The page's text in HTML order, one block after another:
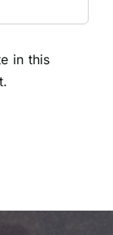
in this